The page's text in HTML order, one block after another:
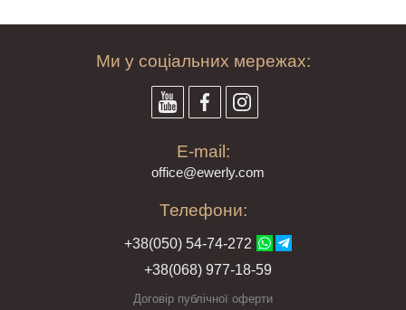
Ми у соціальних мережах:
E-mail:
office@ewerly.com
Телефони:
+38(050) 54-74-272
+38(068) 977-18-59
Договір публічної оферти